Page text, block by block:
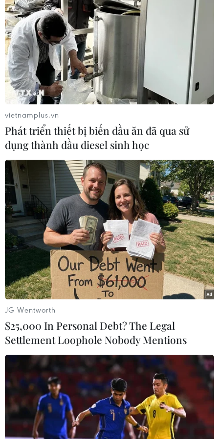
#Mua bán hóa đơn #Hóa đơn khống
#Giả mạo chữ ký
#tin tức mới nhất
#tin tức 24h
#tin tức thời sự
#tin tức trong nước
#VietnamPlus
#Vietnam
#Plus TP. Hà Nội
Theo dõi VietnamPlus
TIN LIÊN QUAN
vietnamplus.vn
Phát triển thiết bị biến dầu ăn đã qua sử
dụng thành dầu diesel sinh học
JG Wentworth
$25,000 In Personal Debt? The Legal
Settlement Loophole Nobody Mentions